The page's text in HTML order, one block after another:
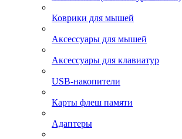
Коврики для мышей
Аксессуары для мышей
Аксессуары для клавиатур
USB-накопители
Карты флеш памяти
Адаптеры